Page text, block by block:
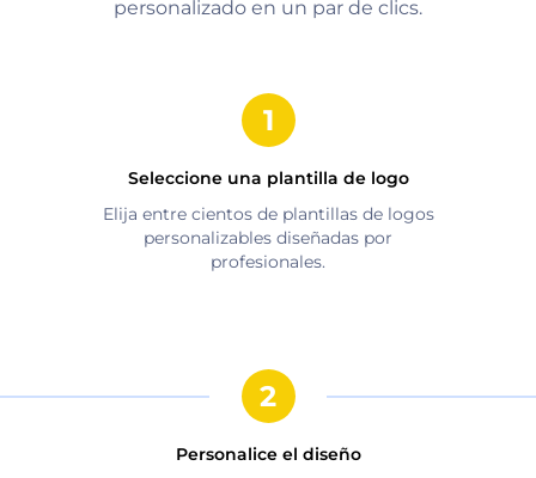
personalizado en un par de clics.
Seleccione una plantilla de logo
Elija entre cientos de plantillas de logos
personalizables diseñadas por
profesionales.
Personalice el diseño